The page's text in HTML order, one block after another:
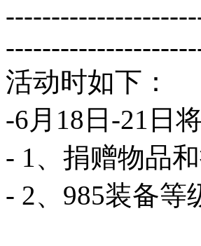
活动时如下：
-6月18日-21日
- 1、捐赠物品
- 2、985装备等